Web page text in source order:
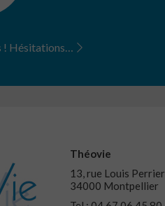
! Hésitations…
Théovie
13, rue Louis Perrier
34000 Montpellier